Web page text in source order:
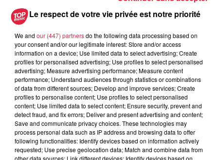
avec les flamants rouges
À découvrir également
Le respect de votre vie privée est notre priorité
We and our (447) partnersdo the following data processing based on
your consent and/or our legitimate interest: Store and/or access
information on a device; Use limited data to select advertising; Create
profiles for personalised advertising; Use profiles to select personalised
advertising; Measure advertising performance; Measure content
performance; Understand audiences through statistics or combinations
of data from different sources; Develop and improve services; Create
profiles to personalise content; Use profiles to select personalised
content; Use limited data to select content; Ensure security, prevent and
detect fraud, and fix errors; Deliver and present advertising and content;
Save and communicate privacy choices. These technologies may
process personal data such as IP address and browsing data to offer
following functionalities: Identify devices based on information actively
requested; Use precise geolocation data; Match and combine data from
other data sources; Link different devices; Identify devices based on